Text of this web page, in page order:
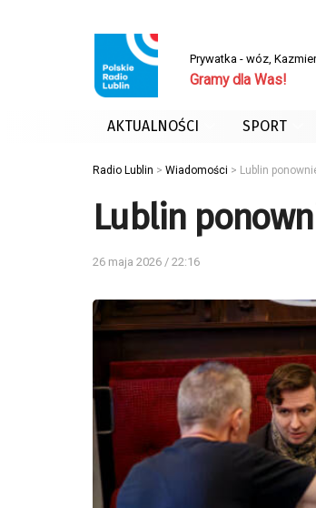
Prywatka - wóz,
Gramy dla Was!
AKTUALNOŚCI SPORT
Radio Lublin > Wiadomości > Lublin
Lublin
26 maja 2026 / 22:16